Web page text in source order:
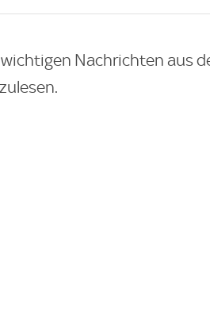
Nachrichten aus